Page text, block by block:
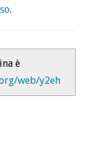
.
è
web/y2eh